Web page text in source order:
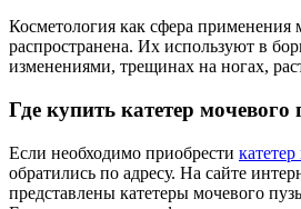
Косметология как сфера применения
распространена. Их используют в
изменениями, трещинах на ногах,
Где купить катетер мочевого
Если необходимо приобрести
обратились по адресу. На сайте
представлены катетеры мочевого